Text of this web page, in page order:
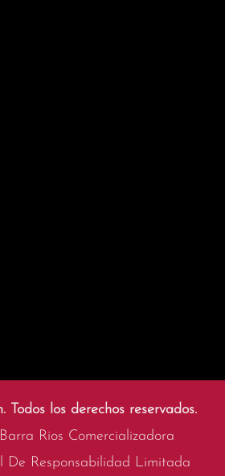
Todos los derechos reservados.
Rios Comercializadora
De Responsabilidad Limitada